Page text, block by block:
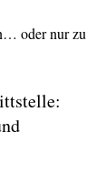
oder nur zu